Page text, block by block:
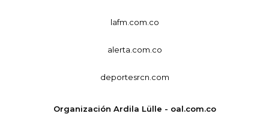
lafm.com.co
alerta.com.co
deportesrcn.com
Organización Ardila Lülle - oal.com.co